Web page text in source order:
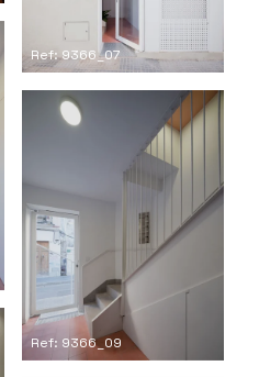
Ref: 9366_07
Ref: 9366_09